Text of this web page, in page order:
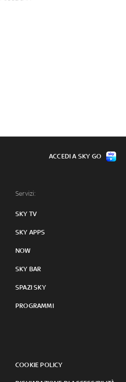
Servizi:
SKY TV
SKY APPS
NOW
SKY BAR
SPAZI SKY
PROGRAMMI
COOKIE POLICY
ACCEDI A SKY GO